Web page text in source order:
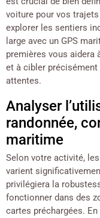
voiture pour vos
explorer les sentiers
large avec un GPS
premières vous aidera
et à cibler précisément
attentes.
Analyser
randonnée,
maritime
Selon votre activité,
varient
privilégiera la
fonctionner dans des
cartes préchargées.